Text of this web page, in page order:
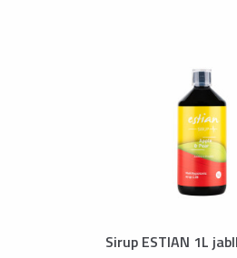
Sirup ESTIAN 1L